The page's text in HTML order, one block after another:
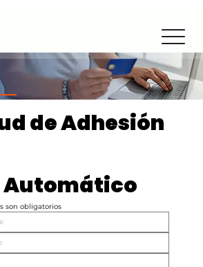
de Adhesión
Automático
son obligatorios